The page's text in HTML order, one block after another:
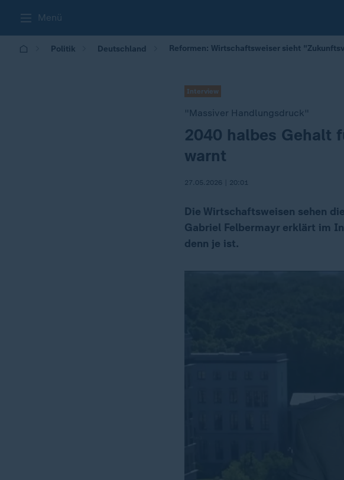
Menü
Politik Deutschland Reformen: Wirtschaftsweiser sieht
Interview
"Massiver Handlungsdruck"
:2040 halbes Gehalt
warnt
27.05.2026 | 20:01
Die Wirtschaftsweisen sehen
Gabriel Felbermayr erklärt im
denn je ist.